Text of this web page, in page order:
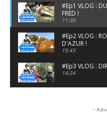
#Ep1 VLOG :
FRED !
11:30
#Ep2 VLOG :
D'AZUR !
15:43
#Ep3 VLOG :
14:24
-